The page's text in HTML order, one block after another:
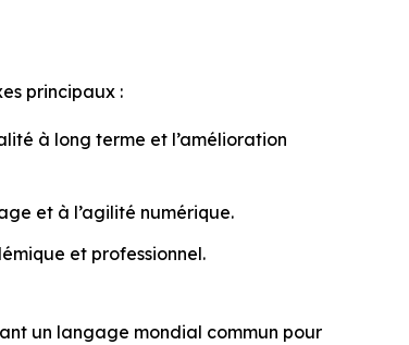
principaux :
à long terme et l’amélioration
et à l’agilité numérique.
et professionnel.
un langage mondial commun pour